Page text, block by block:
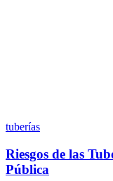
tuberías
Riesgos de las
Pública